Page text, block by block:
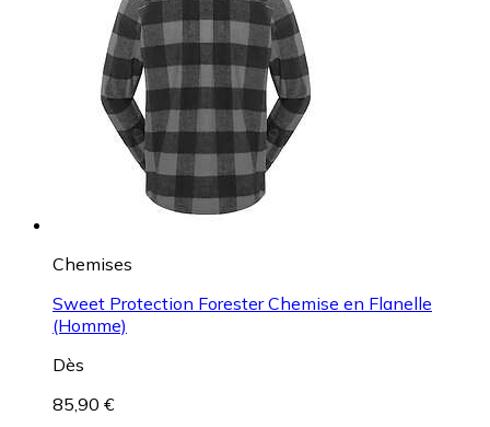
Chemises
Sweet Protection Forester Chemise en Flanelle
(Homme)
Dès
85,90 €